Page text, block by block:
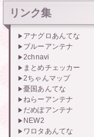
リンク集
アナグロあんてな
ブルーアンテナ
2chnavi
まとめチェッカー
2ちゃんマップ
憂国あんてな
ねらーアンテナ
だめぽアンテナ
NEW2
ワロタあんてな